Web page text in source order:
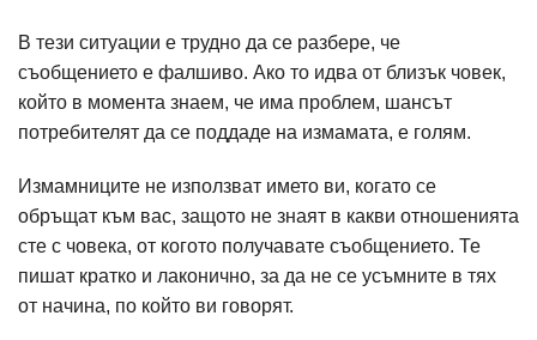
В тези ситуации е трудно да се разбере, че
съобщението е фалшиво. Ако то идва от близък човек,
който в момента знаем, че има проблем, шансът
потребителят да се поддаде на измамата, е голям.
Измамниците не използват името ви, когато се
обръщат към вас, защото не знаят в какви отношенията
сте с човека, от когото получавате съобщението. Те
пишат кратко и лаконично, за да не се усъмните в тях
от начина, по който ви говорят.